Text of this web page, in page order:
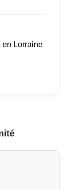
en Lorraine